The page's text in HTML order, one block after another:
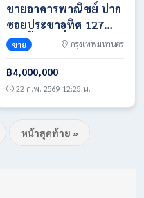
ขายอาคารพาณิชย์ ปาก
ซอยประชาอุทิศ 127
ใกล้บิ๊กซี ติดถนนใหญ่
ทำเลศักยภาพสูง โทร
063-365-9464
ขาย กรุงเทพมหานคร
฿4,000,000
22 ก.พ. 2569 12:25 น.
หน้าสุดท้าย »